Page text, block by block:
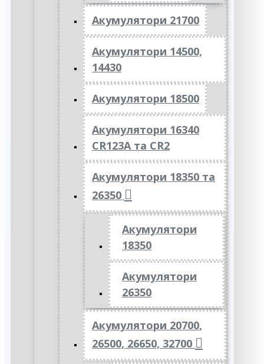
Акумулятори 21700
Акумулятори 14500,
14430
Акумулятори 18500
Акумулятори 16340
CR123A та CR2
Акумулятори 18350 та
26350
Акумулятори
18350
Акумулятори
26350
Акумулятори 20700,
26500, 26650, 32700